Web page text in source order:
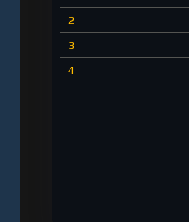
2
3
4